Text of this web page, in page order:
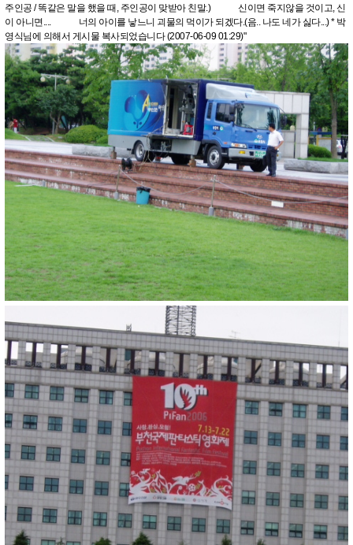
주인공 / 똑같은 말을 했을 때, 주인공이 맞받아 친말.) 신이면 죽지않을 것이고, 신
이 아니면.... 너의 아이를 낳느니 괴물의 먹이가 되겠다.(음.. 나도 네가 싫다...) * 박
영식님에 의해서 게시물 복사되었습니다 (2007-06-09 01:29)"